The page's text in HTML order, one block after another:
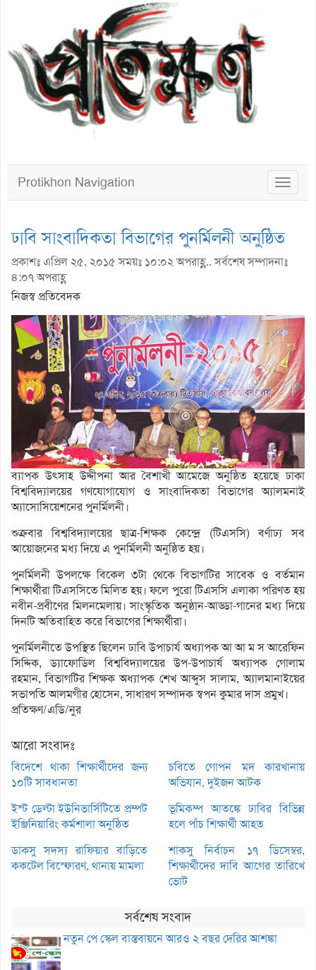
Toggle
Protikhon Navigation
ঢাবি সাংবাদিকতা বিভাগের পুনর্মিলনী অনুষ্ঠিত
প্রকাশঃ এপ্রিল ২৫, ২০১৫ সময়ঃ ১০:০২ অপরাহ্ণ.. সর্বশেষ সম্পাদনাঃ
৪:০৭ অপরাহ্ণ
নিজস্ব প্রতিবেদক
ব্যাপক উৎসাহ উদ্দীপনা আর বৈশাখী আমেজে অনুষ্ঠিত হয়েছে ঢাকা
বিশ্ববিদ্যালয়ের গণযোগাযোগ ও সাংবাদিকতা বিভাগের অ্যালমনাই
অ্যাসোসিয়েশনের পুনর্মিলনী।
শুক্রবার বিশ্ববিদ্যালয়ের ছাত্র-শিক্ষক কেন্দ্রে (টিএসসি) বর্ণাঢ্য সব
আয়োজনের মধ্য দিয়ে এ পুনর্মিলনী অনুষ্ঠিত হয়।
পুনর্মিলনী উপলক্ষে বিকেল ৩টা থেকে বিভাগটির সাবেক ও বর্তমান
শিক্ষার্থীরা টিএসসিতে মিলিত হয়। ফলে পুরো টিএসসি এলাকা পরিণত হয়
নবীন-প্রবীণের মিলনমেলায়। সাংস্কৃতিক অনুষ্ঠান-আড্ডা-গানের মধ্য দিয়ে
দিনটি অতিবাহিত করে বিভাগের শিক্ষার্থীরা।
পুনর্মিলনীতে উপস্থিত ছিলেন ঢাবি উপাচার্য অধ্যাপক আ আ ম স আরেফিন
সিদ্দিক, ড্যাফোডিল বিশ্ববিদ্যালয়ের উপ-উপাচার্য অধ্যাপক গোলাম
রহমান, বিভাগটির শিক্ষক অধ্যাপক শেখ আব্দুস সালাম, অ্যালমানাইয়ের
সভাপতি আলমগীর হোসেন, সাধারণ সম্পাদক স্বপন কুমার দাস প্রমুখ।
প্রতিক্ষণ/এডি/নুর
আরো সংবাদঃ
বিদেশে থাকা শিক্ষার্থীদের জন্য
১০টি সাবধানতা
চবিতে গোপন মদ কারখানায়
অভিযান, দুইজন আটক
ইস্ট ডেল্টা ইউনিভার্সিটিতে প্রম্পট
ইঞ্জিনিয়ারিং কর্মশালা অনুষ্ঠিত
ভূমিকম্প আতঙ্কে ঢাবির বিভিন্ন
হলে পাঁচ শিক্ষার্থী আহত
ডাকসু সদস্য রাফিয়ার বাড়িতে
ককটেল বিস্ফোরণ, থানায় মামলা
শাকসু নির্বাচন ১৭ ডিসেম্বর,
শিক্ষার্থীদের দাবি আগের তারিখে
ভোট
সর্বশেষ সংবাদ
নতুন পে স্কেল বাস্তবায়নে আরও ২ বছর দেরির আশঙ্কা